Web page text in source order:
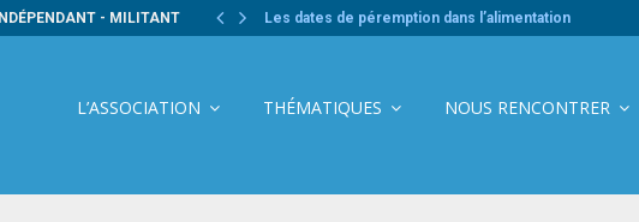
- MILITANT Les dates de péremption dans l’alimentation
L’ASSOCIATION THÉMATIQUES NOUS RENCONTRER